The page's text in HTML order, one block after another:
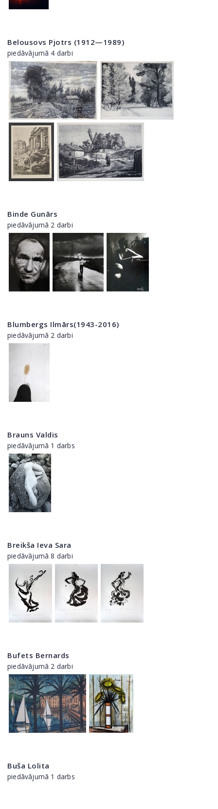
Belousovs Pjotrs (1912—1989)
piedāvājumā 4 darbi
Binde Gunārs
piedāvājumā 2 darbi
Blumbergs Ilmārs(1943-2016)
piedāvājumā 2 darbi
Brauns Valdis
piedāvājumā 1 darbs
Breikša Ieva Sara
piedāvājumā 8 darbi
Bufets Bernards
piedāvājumā 2 darbi
Buša Lolita
piedāvājumā 1 darbs